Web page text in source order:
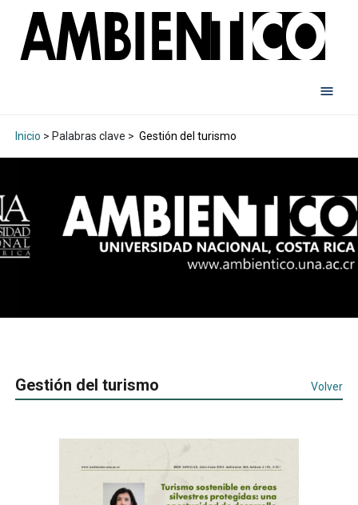
Inicio > Palabras clave > Gestión del turismo
Gestión del turismo Volver